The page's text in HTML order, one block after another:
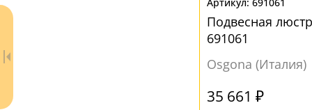
Подвесная
691061
Osgona (Италия)
35 661 ₽